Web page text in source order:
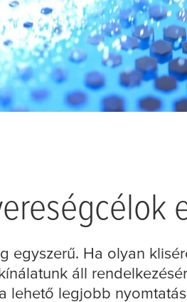
egyszerű. Ha olyan
áll
lehető legjobb